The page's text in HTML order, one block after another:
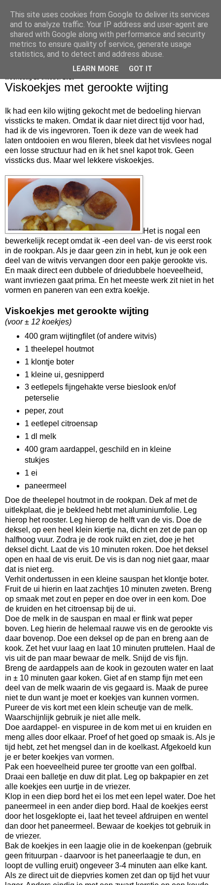
bijna net zo lekker als thuis
Viskoekjes met gerookte wijting
Ik had een kilo wijting gekocht met de bedoeling hiervan
vissticks te maken. Omdat ik daar niet direct tijd voor had,
had ik de vis ingevroren. Toen ik deze van de week had
laten ontdooien en wou fileren, bleek dat het visvlees nogal
een losse structuur had en ik het snel kapot trok. Geen
vissticks dus. Maar wel lekkere viskoekjes.
Het is nogal een
bewerkelijk recept omdat ik -een deel van- de vis eerst rook
in de rookpan. Als je daar geen zin in hebt, kun je ook een
deel van de witvis vervangen door een pakje gerookte vis.
En maak direct een dubbele of driedubbele hoeveelheid,
want invriezen gaat prima. En het meeste werk zit niet in het
vormen en paneren van een extra koekje.
Viskoekjes met gerookte wijting
(voor ± 12 koekjes)
400 gram wijtingfilet (of andere witvis)
1 theelepel houtmot
1 klontje boter
1 kleine ui, gesnipperd
3 eetlepels fijngehakte verse bieslook en/of
peterselie
peper, zout
1 eetlepel citroensap
1 dl melk
400 gram aardappel, geschild en in kleine
stukjes
1 ei
paneermeel
Doe de theelepel houtmot in de rookpan. Dek af met de
uitlekplaat, die je bekleed hebt met aluminiumfolie. Leg
hierop het rooster. Leg hierop de helft van de vis. Doe de
deksel, op een heel klein kiertje na, dicht en zet de pan op
halfhoog vuur. Zodra je de rook ruikt en ziet, doe je het
deksel dicht. Laat de vis 10 minuten roken. Doe het deksel
open en haal de vis eruit. De vis is dan nog niet gaar, maar
dat is niet erg.
Verhit ondertussen in een kleine sauspan het klontje boter.
Fruit de ui hierin en laat zachtjes 10 minuten zweten. Breng
op smaak met zout en peper en doe over in een kom. Doe
de kruiden en het citroensap bij de ui.
Doe de melk in de sauspan en maal er flink wat peper
boven. Leg hierin de helemaal rauwe vis en de gerookte vis
daar bovenop. Doe een deksel op de pan en breng aan de
kook. Zet het vuur laag en laat 10 minuten pruttelen. Haal de
vis uit de pan maar bewaar de melk. Snijd de vis fijn.
Breng de aardappels aan de kook in gezouten water en laat
in ± 10 minuten gaar koken. Giet af en stamp fijn met een
deel van de melk waarin de vis gegaard is. Maak de puree
niet te dun want je moet er koekjes van kunnen vormen.
Pureer de vis kort met een klein scheutje van de melk.
Waarschijnlijk gebruik je niet alle melk.
Doe aardappel- en vispuree in de kom met ui en kruiden en
meng alles door elkaar. Proef of het goed op smaak is. Als je
tijd hebt, zet het mengsel dan in de koelkast. Afgekoeld kun
je er beter koekjes van vormen.
Pak een hoeveelheid puree ter grootte van een golfbal.
Draai een balletje en duw dit plat. Leg op bakpapier en zet
alle koekjes een uurtje in de vriezer.
Klop in een diep bord het ei los met een lepel water. Doe het
paneermeel in een ander diep bord. Haal de koekjes eerst
door het losgeklopte ei, laat het teveel afdruipen en wentel
dan door het paneermeel. Bewaar de koekjes tot gebruik in
de vriezer.
Bak de koekjes in een laagje olie in de koekenpan (gebruik
geen frituurpan - daarvoor is het paneerlaagje te dun, en
loopt de vulling eruit) ongeveer 3-4 minuten aan elke kant.
Als ze direct uit de diepvries komen zet dan op tijd het vuur
This site uses cookies from Google to deliver its services
and to analyze traffic. Your IP address and user-agent are
shared with Google along with performance and security
metrics to ensure quality of service, generate usage
statistics, and to detect and address abuse.
LEARN MORE GOT IT